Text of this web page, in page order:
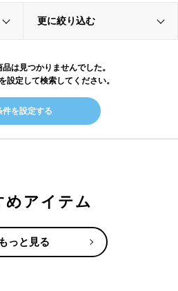
更に絞り込む
は見つかりませんでした。
設定して検索してください。
件を設定する
めアイテム
もっと見る